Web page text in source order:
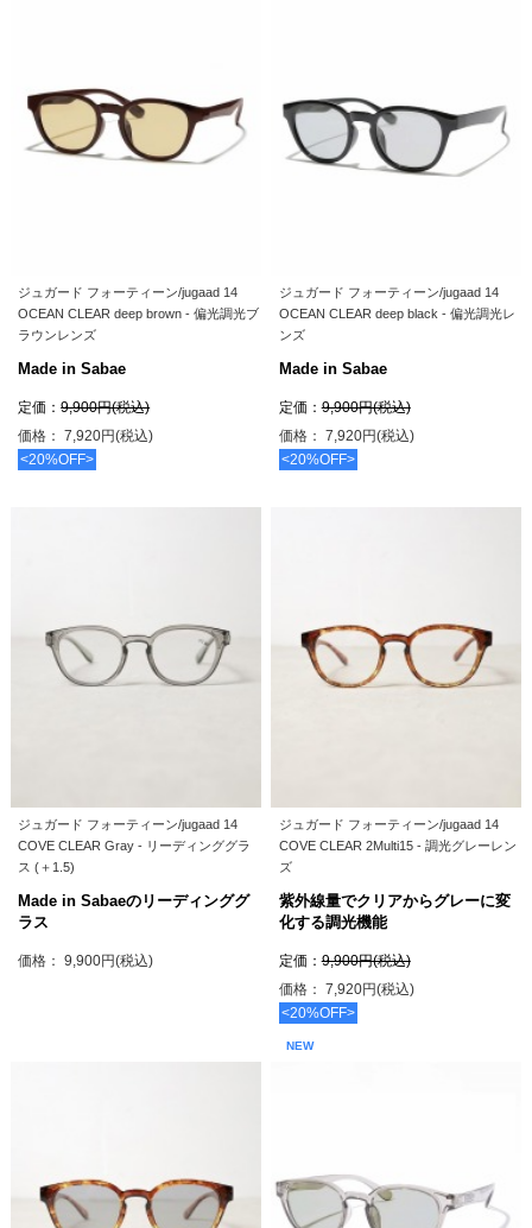
ジュガード フォーティーン/jugaad 14
OCEAN CLEAR deep brown - 偏光調光ブ
ラウンレンズ
Made in Sabae
定価：9,900円(税込)
価格： 7,920円(税込)
<20%OFF>
ジュガード フォーティーン/jugaad 14
OCEAN CLEAR deep black - 偏光調光レ
ンズ
Made in Sabae
定価：9,900円(税込)
価格： 7,920円(税込)
<20%OFF>
ジュガード フォーティーン/jugaad 14
COVE CLEAR Gray - リーディンググラ
ス (＋1.5)
Made in Sabaeのリーディンググ
ラス
価格： 9,900円(税込)
ジュガード フォーティーン/jugaad 14
COVE CLEAR 2Multi15 - 調光グレーレン
ズ
紫外線量でクリアからグレーに変
化する調光機能
定価：9,900円(税込)
価格： 7,920円(税込)
<20%OFF>
NEW